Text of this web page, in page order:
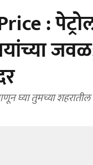
:
घ्या तुमच्या